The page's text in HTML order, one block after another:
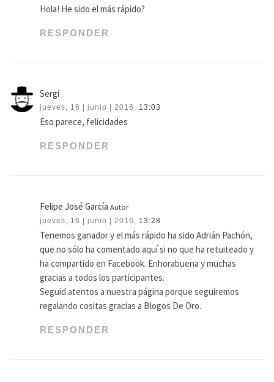
Hola! He sido el más rápido?
RESPONDER
Sergi
jueves, 16 | junio | 2016, 13:03
Eso parece, felicidades
RESPONDER
Felipe José GarcíaAutor
jueves, 16 | junio | 2016, 13:28
Tenemos ganador y el más rápido ha sido Adrián Pachón,
que no sólo ha comentado aquí si no que ha retuiteado y
ha compartido en Facebook. Enhorabuena y muchas
gracias a todos los participantes.
Seguid atentos a nuestra página porque seguiremos
regalando cositas gracias a Blogos De Oro.
RESPONDER